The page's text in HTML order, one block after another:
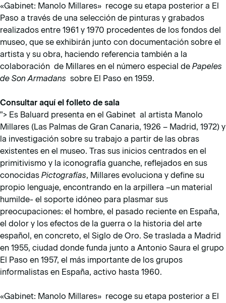
«Gabinet: Manolo Millares» recoge su etapa posterior a El
Paso a través de una selección de pinturas y grabados
realizados entre 1961 y 1970 procedentes de los fondos del
museo, que se exhibirán junto con documentación sobre el
artista y su obra, haciendo referencia también a la
colaboración de Millares en el número especial de Papeles
de Son Armadans sobre El Paso en 1959.
Consultar aquí el folleto de sala
"> Es Baluard presenta en el Gabinet al artista Manolo
Millares (Las Palmas de Gran Canaria, 1926 – Madrid, 1972) y
la investigación sobre su trabajo a partir de las obras
existentes en el museo. Tras sus inicios centrados en el
primitivismo y la iconografía guanche, reflejados en sus
conocidas Pictografías, Millares evoluciona y define su
propio lenguaje, encontrando en la arpillera –un material
humilde- el soporte idóneo para plasmar sus
preocupaciones: el hombre, el pasado reciente en España,
el dolor y los efectos de la guerra o la historia del arte
español, en concreto, el Siglo de Oro. Se traslada a Madrid
en 1955, ciudad donde funda junto a Antonio Saura el grupo
El Paso en 1957, el más importante de los grupos
informalistas en España, activo hasta 1960.
«Gabinet: Manolo Millares» recoge su etapa posterior a El